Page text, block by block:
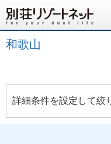
和歌山
詳細条件を設定して絞